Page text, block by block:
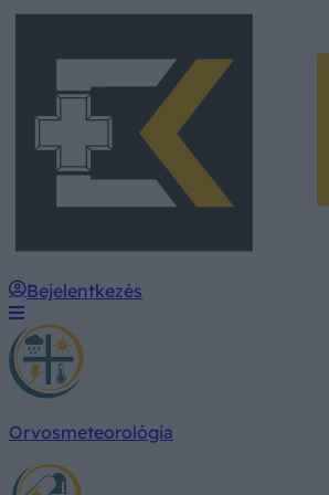
Bejelentkezés
Orvosmeteorológia